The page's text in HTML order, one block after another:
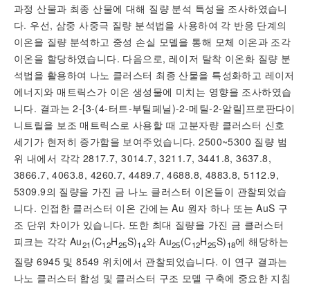
과정 산물과 최종 산물에 대해 질량 분석 특성을 조사하였습니
다. 우선, 삼중 사중극 질량 분석법을 사용하여 각 반응 단계의
이온을 질량 분석하고 중성 손실 모델을 통해 모체 이온과 조각
이온을 할당하였습니다. 다음으로, 레이저 탈착 이온화 질량 분
석법을 활용하여 나노 클러스터 최종 산물을 특성화하고 레이저
에너지와 매트릭스가 이온 생성물에 미치는 영향을 조사하였습
니다. 결과는 2-[3-(4-터트-부틸페닐)-2-메틸-2-알릴]프로판다이
니트릴을 보조 매트릭스로 사용할 때 고분자량 클러스터 신호
세기가 현저히 증가함을 보여주었습니다. 2500~5300 질량 범
위 내에서 각각 2817.7, 3014.7, 3211.7, 3441.8, 3637.8,
3866.7, 4063.8, 4260.7, 4489.7, 4688.8, 4883.8, 5112.9,
5309.9의 질량을 가진 금 나노 클러스터 이온들이 관찰되었습
니다. 인접한 클러스터 이온 간에는 Au 원자 하나 또는 AuS 구
조 단위 차이가 있습니다. 또한 최대 질량을 가진 금 클러스터
피크는 각각 Au21 (C12H25S)14와 Au25(C12H25S)18에 해당하는
질량 6945 및 8549 위치에서 관찰되었습니다. 이 연구 결과는
나노 클러스터 합성 및 클러스터 구조 모델 구축에 중요한 지침